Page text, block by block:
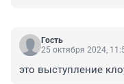
Гость
25 октября 2024,
это выступление